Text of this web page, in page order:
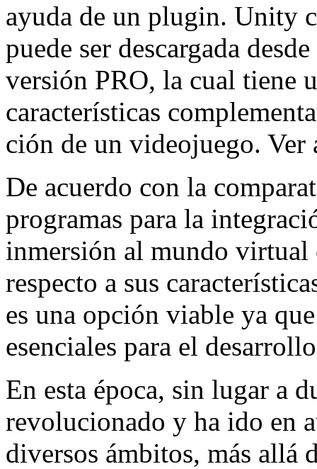
ayuda de un plugin. Unity
puede ser descargada
versión PRO, la cual tiene
características
ción de un videojuego. Ver
De acuerdo con la
programas para la
inmersión al mundo virtual
respecto a sus
es una opción viable ya
esenciales para el
En esta época, sin lugar a
revolucionado y ha ido en
diversos ámbitos, más allá